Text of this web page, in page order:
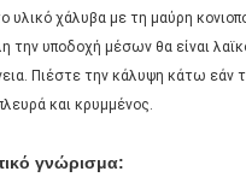
υλικό χάλυβα με τη μαύρη
την υποδοχή μέσων θα είναι
Πιέστε την κάλυψη κάτω εάν
και κρυμμένος.
γνώρισμα: